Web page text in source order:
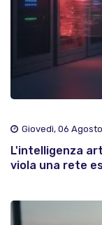
Giovedì, 06
L'intelligenza
viola una rete